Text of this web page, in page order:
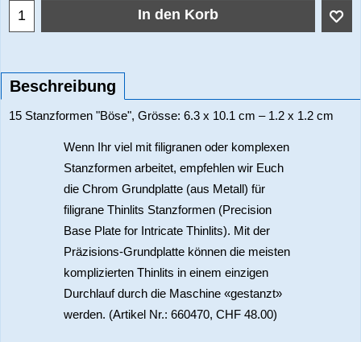
In den Korb
Beschreibung
15 Stanzformen "Böse", Grösse: 6.3 x 10.1 cm – 1.2 x 1.2 cm
Wenn Ihr viel mit filigranen oder komplexen
Stanzformen arbeitet, empfehlen wir Euch
die Chrom Grundplatte (aus Metall) für
filigrane Thinlits Stanzformen (Precision
Base Plate for Intricate Thinlits). Mit der
Präzisions-Grundplatte können die meisten
komplizierten Thinlits in einem einzigen
Durchlauf durch die Maschine «gestanzt»
werden. (Artikel Nr.: 660470, CHF 48.00)